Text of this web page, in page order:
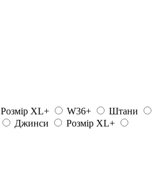
Розмір XL+ W36+
Штани
Джинси
Розмір XL+